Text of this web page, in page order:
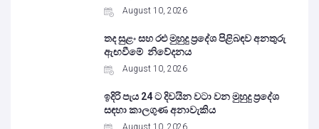
August 10, 2026
තද සුළං සහ රළු මුහුදු ප්‍රදේශ පිළිබඳව අනතුරු
ඇඟවීමේ නිවේදනය
August 10, 2026
ඉදිරි පැය 24 ට දිවයින වටා වන මුහුදු ප්‍රදේශ
සඳහා කාලගුණ අනාවැකිය
August 10, 2026